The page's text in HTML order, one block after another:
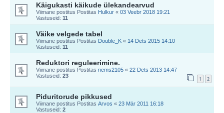
Käigukasti käikude ülekandearvud
Viimane postitus Postitas Hulkur « 03 Veebr 2018 19:21
Vastuseid: 11
Väike velgede tabel
Viimane postitus Postitas Double_K « 14 Dets 2015 14:10
Vastuseid: 11
Reduktori reguleerimine.
Viimane postitus Postitas nems2105 « 22 Dets 2013 14:47
Vastuseid: 23 1 2
Piduritorude pikkused
Viimane postitus Postitas Arvos « 23 Mär 2011 16:18
Vastuseid: 2